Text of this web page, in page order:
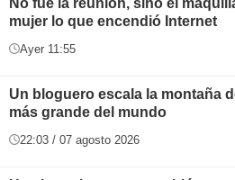
mujer lo que encendió Internet
Ayer 11:55
Un bloguero escala la montaña
más grande del mundo
22:03 / 07 agosto 2026